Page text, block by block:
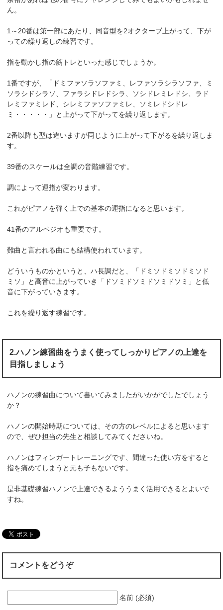
ん。
1～20番は第一部にあたり、同音型を2オクターブ上がって、下が
っての繰り返しの練習です。
指を動かし指の筋トレといった感じでしょうか。
1番ですが、「ドミファソラソファミ、レファソラシラソファ、ミ
ソラシドシラソ、ファラシドレドシラ、ソシドレミレドシ、ラド
レミファミレド、シレミファソファミレ、ソミレドシドレ
ミ・・・・・」と上がって下がってを繰り返します。
2番以降も型は違いますが同じように上がって下がるを繰り返しま
す。
39番のスケールは全調の音階練習です。
調によって運指が変わります。
これがピアノを弾く上での基本の運指になると思います。
41番のアルペジオも重要です。
難曲と言われる曲にも結構使われています。
どういうものかというと、ハ長調だと、「ドミソドミソドミソド
ミソ」と高音に上がっていき「ドソミドソミドソミドソミ」と低
音に下がっていきます。
これを繰り返す練習です。
2.ハノン練習曲をうまく使ってしっかりピアノの上達を
目指しましょう
ハノンの練習曲について書いてみましたがいかがでしたでしょう
か？
ハノンの開始時期については、その方のレベルによると思います
ので、ぜひ担当の先生と相談してみてくださいね。
ハノンはフィンガートレーニングです、間違った使い方をすると
指を痛めてしまうと元も子もないです。
是非基礎練習ハノンで上達できるよううまく活用できるとよいで
すね。
コメントをどうぞ
名前 (必須)